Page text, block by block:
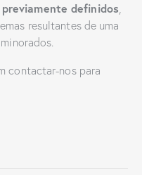
definidos,
resultantes de uma
contactar-nos para